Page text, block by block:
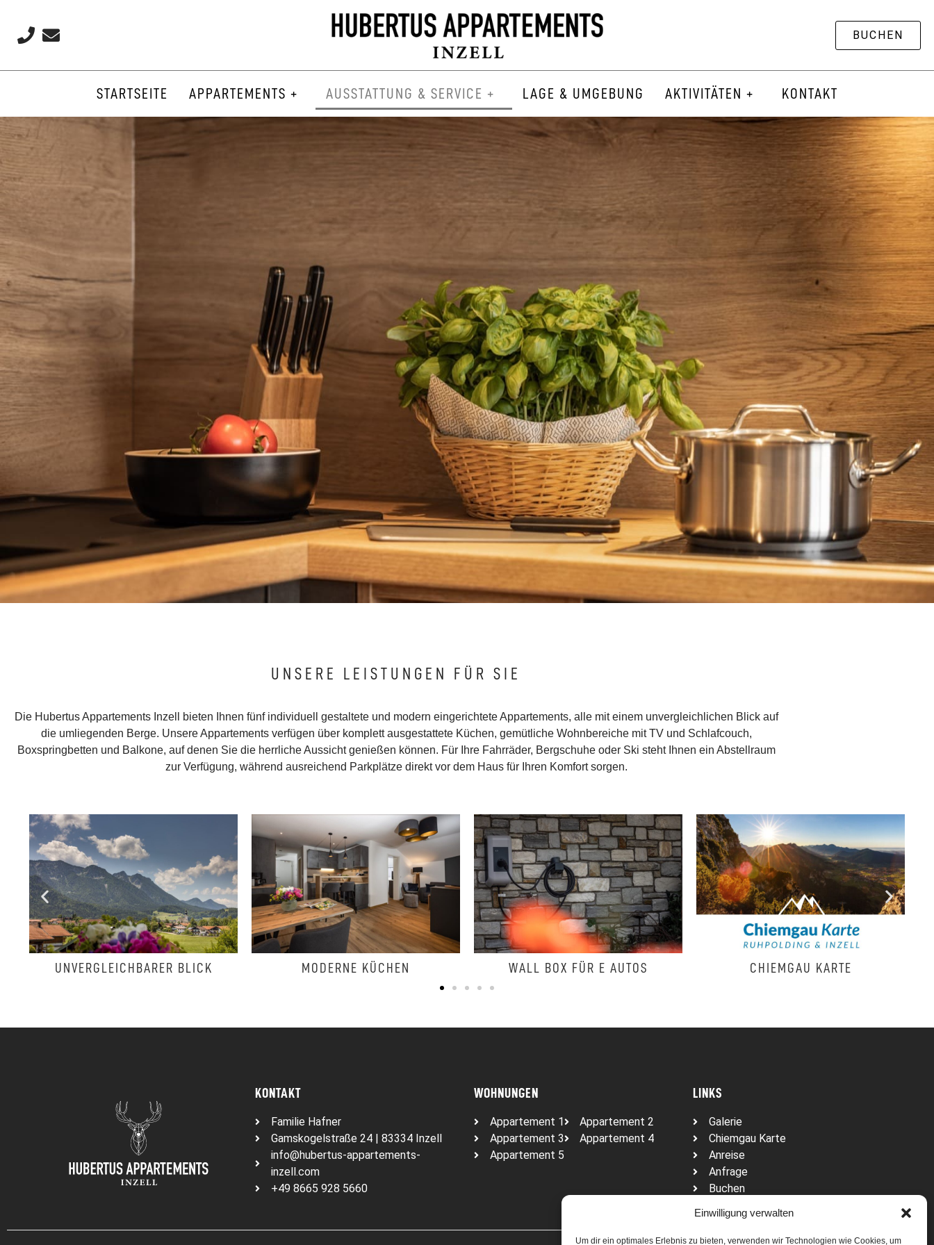
Einwilligung verwalten
Um dir ein optimales Erlebnis zu bieten, verwenden wir Technologien wie Cookies, um
BUCHEN
STARTSEITE APPARTEMENTS + AUSSTATTUNG & SERVICE + LAGE & UMGEBUNG AKTIVITÄTEN + KONTAKT
AUSSTATTUNG & SERVICE
Unsere neu renovierten und stilvoll eingerichteten
Appartements bieten Ihnen eine ruhige und sonnige Lage
mit atemberaubendem Bergpanorama.
UNSERE LEISTUNGEN FÜR SIE
Die Hubertus Appartements Inzell bieten Ihnen fünf individuell gestaltete und modern eingerichtete Appartements, alle mit einem unvergleichlichen Blick auf
die umliegenden Berge. Unsere Appartements verfügen über komplett ausgestattete Küchen, gemütliche Wohnbereiche mit TV und Schlafcouch,
Boxspringbetten und Balkone, auf denen Sie die herrliche Aussicht genießen können. Für Ihre Fahrräder, Bergschuhe oder Ski steht Ihnen ein Abstellraum
zur Verfügung, während ausreichend Parkplätze direkt vor dem Haus für Ihren Komfort sorgen.
BLICK MODERNE KÜCHEN WALL BOX FÜR E AUTOS CHIEMGAU KARTE
KONTAKT
Familie Hafner
Gamskogelstraße 24 | 83334 Inzell
info@hubertus-appartements-
inzell.com
+49 8665 928 5660
WOHNUNGEN
Appartement 1
Appartement 2
Appartement 3
Appartement 4
Appartement 5
LINKS
Galerie
Chiemgau Karte
Anreise
Anfrage
Buchen